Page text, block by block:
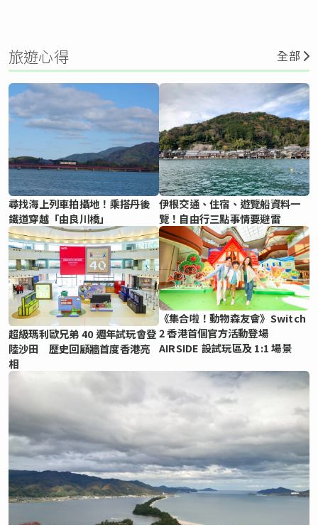
旅遊心得 全部
尋找海上列車拍攝地！乘搭丹後
鐵道穿越「由良川橋」
伊根交通、住宿、遊覽船資料一
覽！自由行三點事情要避雷
超級瑪利歐兄弟 40 週年試玩會登
陸沙田 歷史回顧牆首度香港亮
相
《集合啦！動物森友會》Switch
2 香港首個官方活動登場
AIRSIDE 設試玩區及 1:1 場景